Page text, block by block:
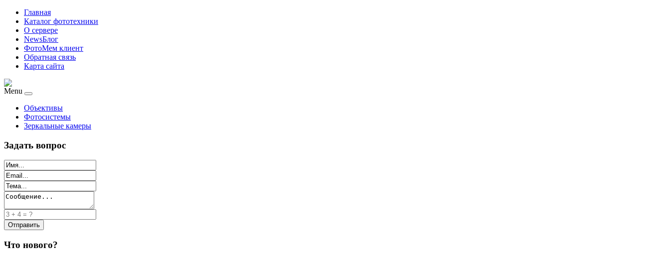
Главная
Каталог фототехники
О сервере
NewsБлог
ФотоМем клиент
Обратная связь
Карта сайта
Menu
Объективы
Фотосистемы
Зеркальные камеры
Задать вопрос
Что нового?